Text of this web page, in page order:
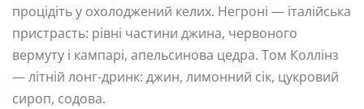
процідіть у охолоджений келих. Негроні — італійська
пристрасть: рівні частини джина, червоного
вермуту і кампарі, апельсинова цедра. Том Коллінз
— літній лонг-дринк: джин, лимонний сік, цукровий
сироп, содова.